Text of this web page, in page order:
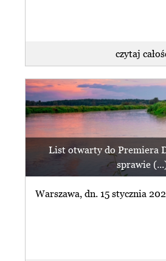
czytaj
List otwarty do Premiera
sprawie
Warszawa, dn. 15 stycznia